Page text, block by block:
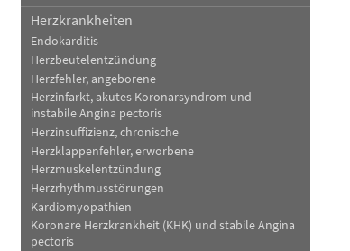
Herzkrankheiten
Endokarditis
Herzbeutelentzündung
Herzfehler, angeborene
Herzinfarkt, akutes Koronarsyndrom und
instabile Angina pectoris
Herzinsuffizienz, chronische
Herzklappenfehler, erworbene
Herzmuskelentzündung
Herzrhythmusstörungen
Kardiomyopathien
Koronare Herzkrankheit (KHK) und stabile Angina
pectoris